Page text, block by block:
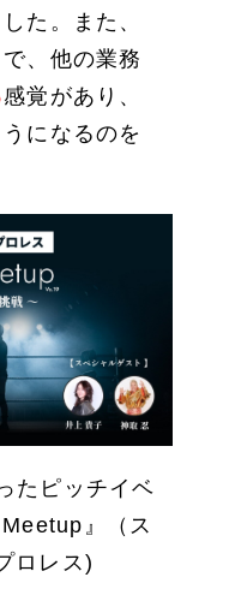
た。また、
、他の業務
感覚があり、
になるのを
たピッチイベ
』（ス
ロレス)